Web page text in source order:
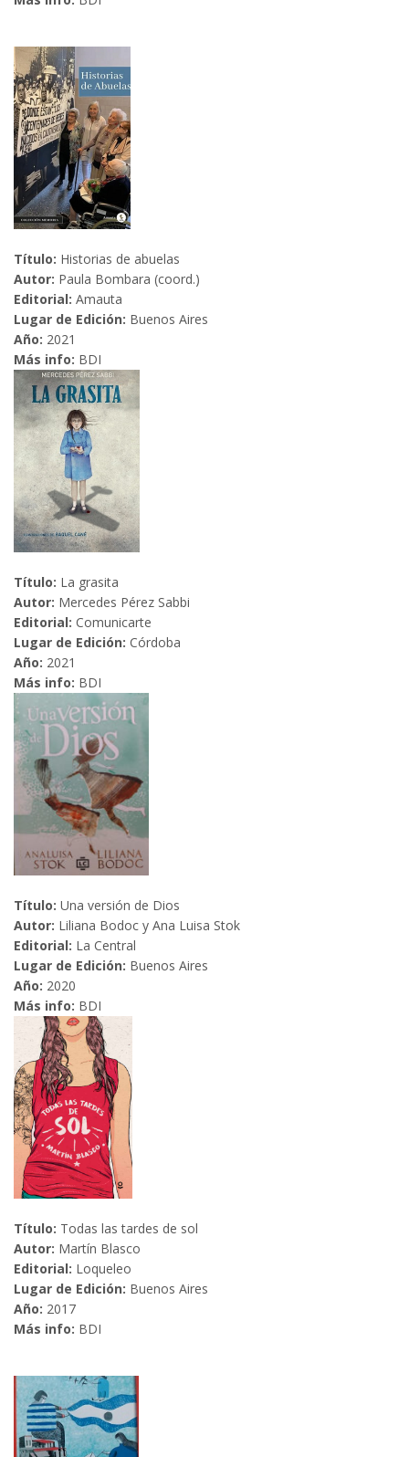
Título: Historias de abuelas
Autor: Paula Bombara (coord.)
Editorial: Amauta
Lugar de Edición: Buenos Aires
Año: 2021
Más info: BDI
Título: La grasita
Autor: Mercedes Pérez Sabbi
Editorial: Comunicarte
Lugar de Edición: Córdoba
Año: 2021
Más info: BDI
Título: Una versión de Dios
Autor: Liliana Bodoc y Ana Luisa Stok
Editorial: La Central
Lugar de Edición: Buenos Aires
Año: 2020
Más info: BDI
Título: Todas las tardes de sol
Autor: Martín Blasco
Editorial: Loqueleo
Lugar de Edición: Buenos Aires
Año: 2017
Más info: BDI